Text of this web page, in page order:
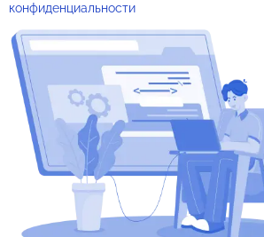
конфиденциальности